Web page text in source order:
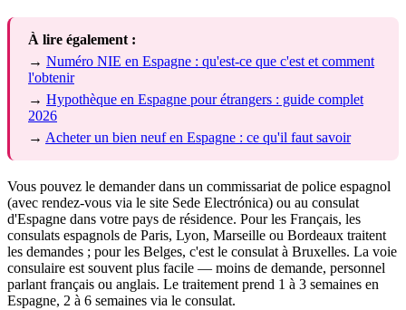
À lire également :
→ Numéro NIE en Espagne : qu'est-ce que c'est et comment
l'obtenir
→ Hypothèque en Espagne pour étrangers : guide complet
2026
→ Acheter un bien neuf en Espagne : ce qu'il faut savoir
Vous pouvez le demander dans un commissariat de police espagnol
(avec rendez-vous via le site Sede Electrónica) ou au consulat
d'Espagne dans votre pays de résidence. Pour les Français, les
consulats espagnols de Paris, Lyon, Marseille ou Bordeaux traitent
les demandes ; pour les Belges, c'est le consulat à Bruxelles. La voie
consulaire est souvent plus facile — moins de demande, personnel
parlant français ou anglais. Le traitement prend 1 à 3 semaines en
Espagne, 2 à 6 semaines via le consulat.